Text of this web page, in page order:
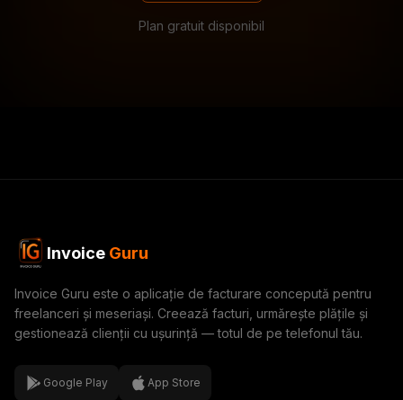
Plan gratuit disponibil
Invoice Guru
Invoice Guru este o aplicație de facturare concepută pentru
freelanceri și meseriași. Creează facturi, urmărește plățile și
gestionează clienții cu ușurință — totul de pe telefonul tău.
Google Play App Store